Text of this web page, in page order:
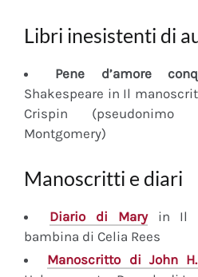
Libri inesistenti di
Pene d’amore
Shakespeare in Il
Crispin
Montgomery)
Manoscritti e diari
Diariodi Maryin Il
bambina di Celia Rees
Manoscritto di John